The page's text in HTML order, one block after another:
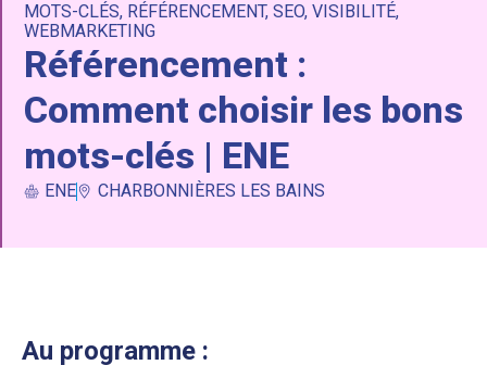
MOTS-CLÉS, RÉFÉRENCEMENT, SEO, VISIBILITÉ,
WEBMARKETING
Référencement :
Comment choisir les bons
mots-clés | ENE
ENE CHARBONNIÈRES LES BAINS
Au programme :